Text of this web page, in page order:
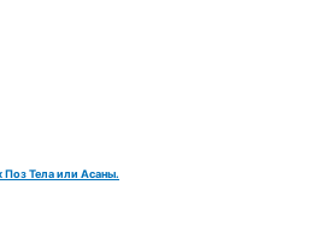
Поз Тела или Асаны.